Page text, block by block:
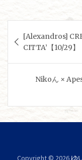
稿
ナ
ー
シ
ン
[Alexandros]
CITTA’【10/29】
Nikoん ×
Copyright © 2026 ゆ